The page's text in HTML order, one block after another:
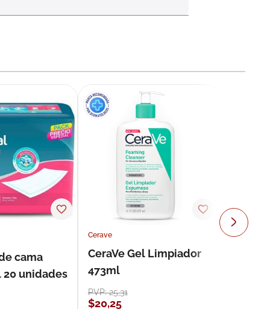
cama
unidades
Cerave
CeraVe Gel Limpiador
473ml
PVP:25,31
$20,25